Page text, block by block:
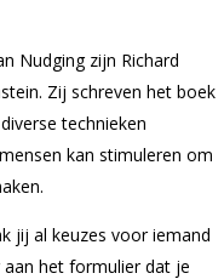
Nudging zijn Richard
Zij schreven het boek
technieken
kan stimuleren om
jij al keuzes voor iemand
aan het formulier dat je